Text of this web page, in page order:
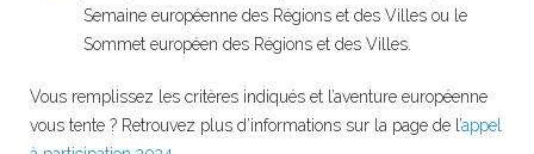
Semaine européenne des Régions et des Villes ou le
Sommet européen des Régions et des Villes.
Vous remplissez les critères indiqués et l’aventure européenne
vous tente ? Retrouvez plus d’informations sur la page de l’appel